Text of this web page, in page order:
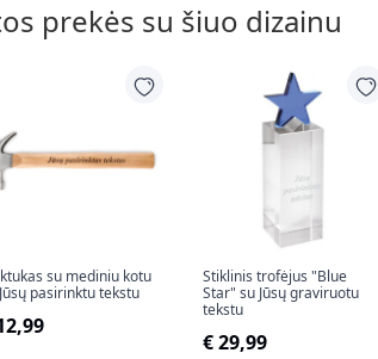
prekės su šiuo dizainu
su mediniu kotu
pasirinktu tekstu
Stiklinis trofėjus "Blue
Star" su Jūsų graviruotu
tekstu
€ 29,99